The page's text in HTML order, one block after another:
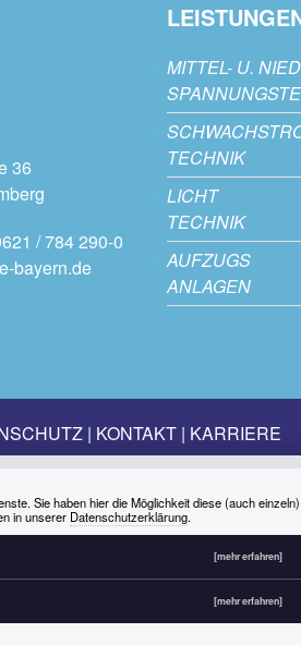
36
/ 784 290-0
bayern.de
MITTEL- U.
TECHNIK
LICHT
TECHNIK
AUFZUGS
ANLAGEN
KONTAKT KARRIERE
Sie haben hier die Möglichkeit diese (auch
in unserer Datenschutzerklärung.
[mehr erfahren]
[mehr erfahren]